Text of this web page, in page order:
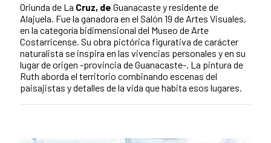
Oriunda de La Cruz, de Guanacaste y residente de
Alajuela. Fue la ganadora en el Salón 19 de Artes Visuales,
en la categoría bidimensional del Museo de Arte
Costarricense. Su obra pictórica figurativa de carácter
naturalista se inspira en las vivencias personales y en su
lugar de origen -provincia de Guanacaste-. La pintura de
Ruth aborda el territorio combinando escenas del
paisajistas y detalles de la vida que habita esos lugares.